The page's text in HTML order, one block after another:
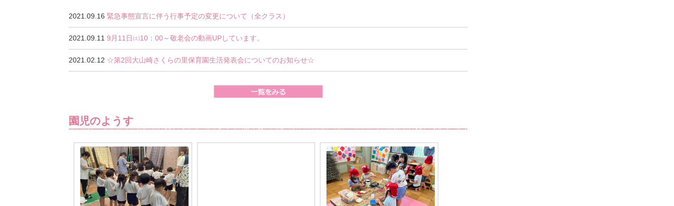
2021.09.16 緊急事態宣言に伴う行事予定の変更について（全クラス）
2021.09.11 9月11日㈯10：00～敬老会の動画UPしています。
2021.02.12 ☆第2回大山崎さくらの里保育園生活発表会についてのお知らせ☆
園児のようす